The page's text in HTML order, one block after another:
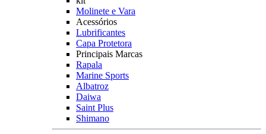
Molinete e Vara
Acessórios
Lubrificantes
Capa Protetora
Principais Marcas
Rapala
Marine Sports
Albatroz
Daiwa
Saint Plus
Shimano